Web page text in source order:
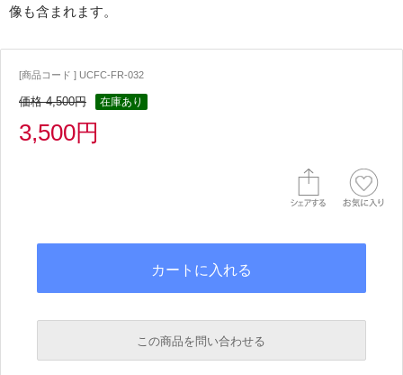
像も含まれます。
[商品コード ] UCFC-FR-032
価格 4,500円 在庫あり
3,500円
この商品を問い合わせる